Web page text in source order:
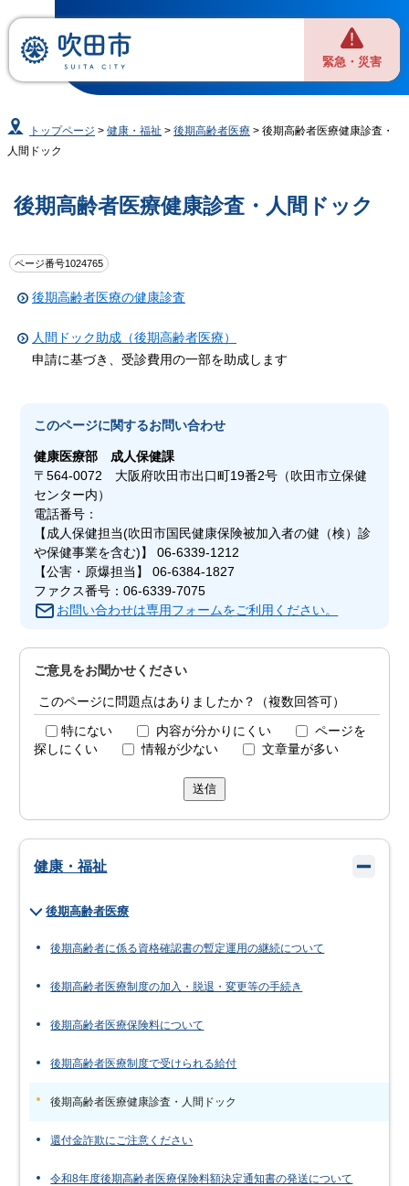
緊急・災害
トップページ >健康・福祉 >後期高齢者医療 > 後期高齢者医療健康診査・
人間ドック
後期高齢者医療健康診査・人間ドック
ページ番号1024765
後期高齢者医療の健康診査
人間ドック助成（後期高齢者医療）
申請に基づき、受診費用の一部を助成します
このページに関するお問い合わせ
健康医療部成人保健課
〒564-0072 大阪府吹田市出口町19番2号（吹田市立保健
センター内）
電話番号：
【成人保健担当(吹田市国民健康保険被加入者の健（検）診
や保健事業を含む)】 06-6339-1212
【公害・原爆担当】 06-6384-1827
ファクス番号：06-6339-7075
お問い合わせは専用フォームをご利用ください。
ご意見をお聞かせください
このページに問題点はありましたか？（複数回答可）
特にない 内容が分かりにくい
ページを
探しにくい
情報が少ない 文章量が多い
送信
健康・福祉
後期高齢者医療
後期高齢者に係る資格確認書の暫定運用の継続について
後期高齢者医療制度の加入・脱退・変更等の手続き
後期高齢者医療保険料について
後期高齢者医療制度で受けられる給付
後期高齢者医療健康診査・人間ドック
還付金詐欺にご注意ください
令和8年度後期高齢者医療保険料額決定通知書の発送について